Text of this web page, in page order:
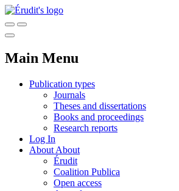
Main Menu
Publication types
Journals
Theses and dissertations
Books and proceedings
Research reports
Log In
About About
Érudit
Coalition Publica
Open access